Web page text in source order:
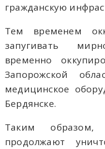
гражданскую
Тем временем
запугивать
временно
Запорожской
медицинское
Бердянске.
Таким образом,
продолжают